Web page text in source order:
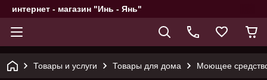
интернет - магазин "Инь - Янь"
Товары и услуги Товары для дома Моющее